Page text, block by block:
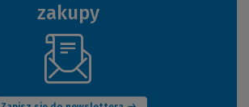
zakupy
(Nowe
okno)